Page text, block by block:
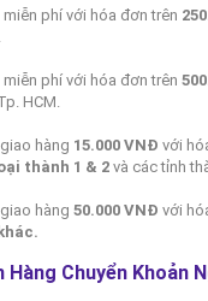
phí với hóa đơn trên
phí với hóa đơn trên
HCM.
hàng 15.000 VNĐ với
thành 1 & 2 và các tỉnh
hàng 50.000 VNĐ với
Chuyển Khoản